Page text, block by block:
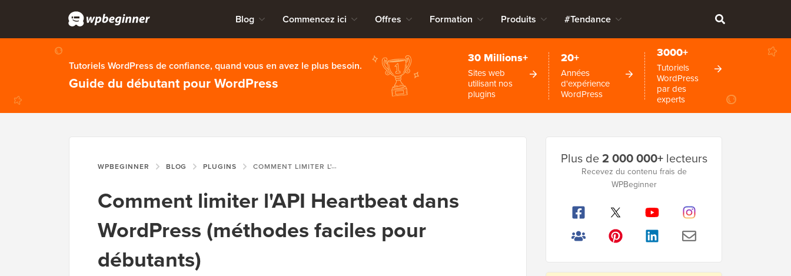
Blog Commencez ici Offres Formation Produits #Tendance
Tutoriels WordPress de confiance, quand vous en avez le plus besoin.
Guide du débutant pour WordPress
30 Millions+
Sites web
utilisant nos
plugins
20+
Années
d'expérience
WordPress
3000+
Tutoriels
WordPress
par des
experts
WPBEGINNER BLOG PLUGINS COMMENT LIMITER L'API HEARTBEAT DANS WORDPRESS (MÉTHODES FACILES POUR DÉBUTANTS)
Comment limiter l'API Heartbeat dans
WordPress (méthodes faciles pour
débutants)
latérale
Plus de2 000 000+lecteurs
Recevez du contenu frais de
WPBeginner